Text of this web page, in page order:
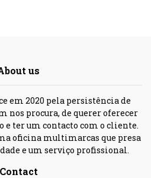
us
em 2020 pela persistência de
nos procura, de querer oferecer
e ter um contacto com o cliente.
oficina multimarcas que presa
e um serviço profissional.
Contact